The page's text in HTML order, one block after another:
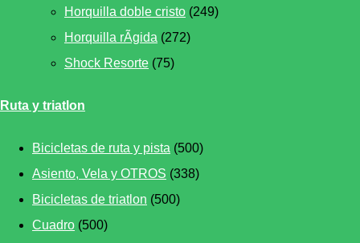
Horquilla doble cristo (249)
Horquilla rÃ­gida (272)
Shock Resorte (75)
Ruta y triatlon
Bicicletas de ruta y pista (500)
Asiento, Vela y OTROS (338)
Bicicletas de triatlon (500)
Cuadro (500)